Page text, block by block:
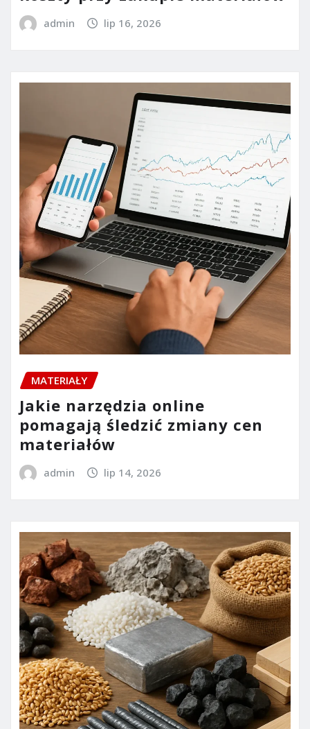
admin lip 16, 2026
MATERIAŁY
Jakie narzędzia online
pomagają śledzić zmiany cen
materiałów
admin lip 14, 2026